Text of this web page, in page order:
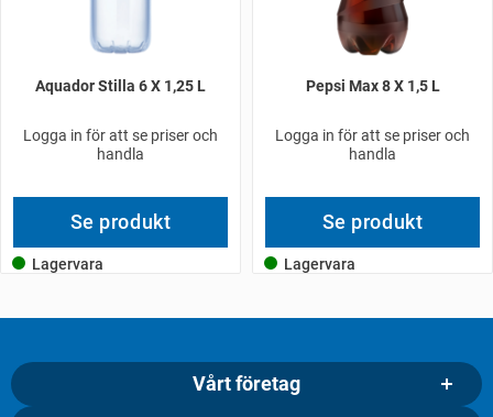
Aquador Stilla 6 X 1,25 L
Logga in för att se priser och
handla
Se produkt
Lagervara
Pepsi Max 8 X 1,5 L
Logga in för att se priser och
handla
Se produkt
Lagervara
Vårt företag